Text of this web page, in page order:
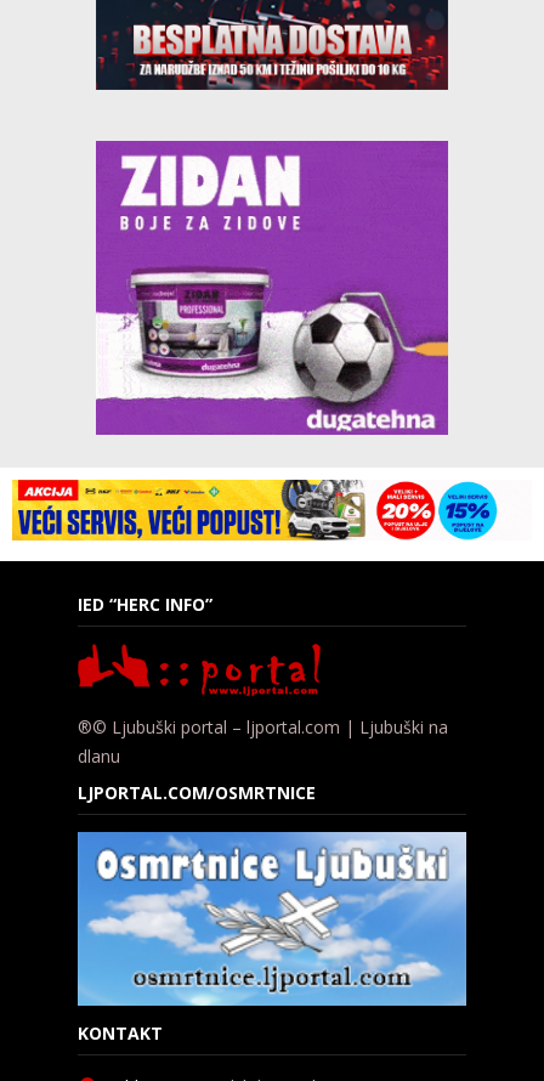
IED “HERC INFO”
®© Ljubuški portal – ljportal.com | Ljubuški na
dlanu
LJPORTAL.COM/OSMRTNICE
KONTAKT